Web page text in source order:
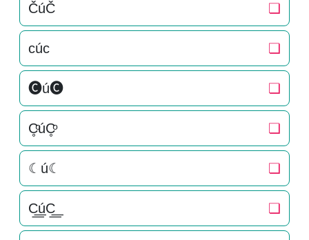
ČúČ ❏
cúc ❏
🅒ú🅒 ❏
C̥ͦúC̥ͦ ❏
☾ú☾ ❏
C͟͟úC͟͟ ❏